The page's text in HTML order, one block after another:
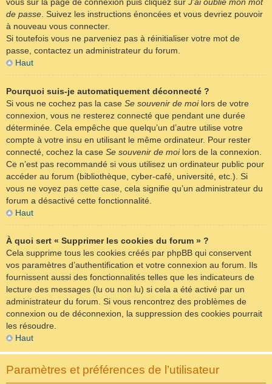
vous sur la page de connexion puis cliquez sur J’ai oublié mon mot
de passe. Suivez les instructions énoncées et vous devriez pouvoir
à nouveau vous connecter.
Si toutefois vous ne parveniez pas à réinitialiser votre mot de
passe, contactez un administrateur du forum.
Haut
Pourquoi suis-je automatiquement déconnecté ?
Si vous ne cochez pas la case Se souvenir de moilors de votre
connexion, vous ne resterez connecté que pendant une durée
déterminée. Cela empêche que quelqu’un d’autre utilise votre
compte à votre insu en utilisant le même ordinateur. Pour rester
connecté, cochez la case Se souvenir de moilors de la connexion.
Ce n’est pas recommandé si vous utilisez un ordinateur public pour
accéder au forum (bibliothèque, cyber-café, université, etc.). Si
vous ne voyez pas cette case, cela signifie qu’un administrateur du
forum a désactivé cette fonctionnalité.
Haut
À quoi sert « Supprimer les cookies du forum » ?
Cela supprime tous les cookies créés par phpBB qui conservent
vos paramètres d’authentification et votre connexion au forum. Ils
fournissent aussi des fonctionnalités telles que les indicateurs de
lecture des messages (lu ou non lu) si cela a été activé par un
administrateur du forum. Si vous rencontrez des problèmes de
connexion ou de déconnexion, la suppression des cookies pourrait
les résoudre.
Haut
Paramètres et préférences de l’utilisateur